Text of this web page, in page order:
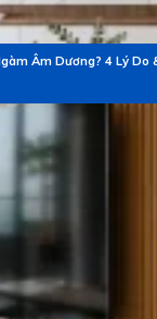
Âm Dương? 4 Lý Do